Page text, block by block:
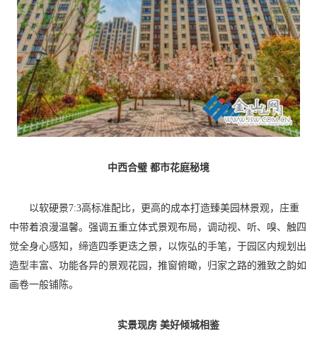
中西合璧 都市花庭秘境
以软硬景7:3高标准配比，更高的成本打造臻美园林景观，庄重
中带着浪漫温馨。强调五重立体式景观布局，调动视、听、嗅、触四
觉全身心感知，缔造四季更迭之景，以恢弘的手笔，于园区内规划出
造型丰富、功能各异的景观花园，推窗俯瞰，归家之路的雅致之韵如
画卷一般铺陈。
实景现房 美好倾城相鉴